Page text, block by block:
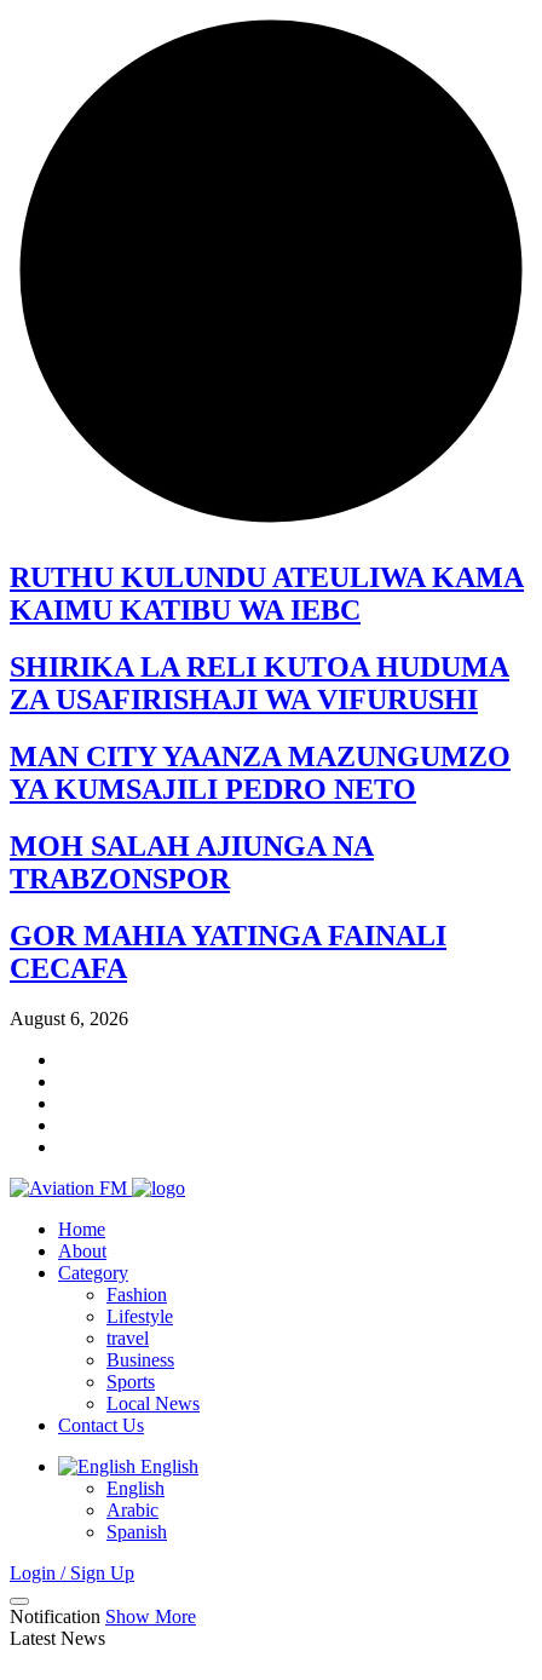
RUTHU KULUNDU ATEULIWA KAMA
KAIMU KATIBU WA IEBC
SHIRIKA LA RELI KUTOA HUDUMA
ZA USAFIRISHAJI WA VIFURUSHI
MAN CITY YAANZA MAZUNGUMZO
YA KUMSAJILI PEDRO NETO
MOH SALAH AJIUNGA NA
TRABZONSPOR
GOR MAHIA YATINGA FAINALI
CECAFA
August 6, 2026
Home
About
Category
Fashion
Lifestyle
travel
Business
Sports
Local News
Contact Us
English
English
Arabic
Spanish
Login / Sign Up
Notification Show More
Latest News